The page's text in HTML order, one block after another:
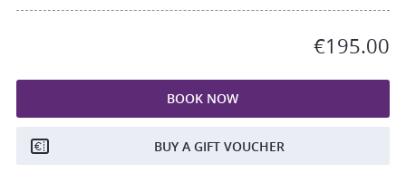
€195.00
BOOK NOW
BUY A GIFT VOUCHER